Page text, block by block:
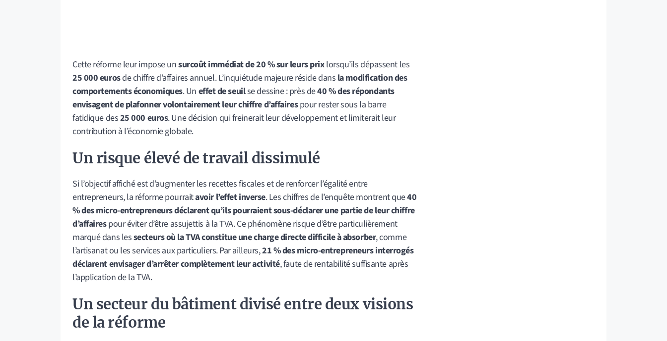
Cette réforme leur impose unsurcoût immédiat de 20 % sur leurs prixlorsqu’ils dépassent les
25 000 eurosde chiffre d’affaires annuel. L’inquiétude majeure réside dans la modification des
comportements économiques. Un effet de seuilse dessine : près de40 % des répondants
envisagent de plafonner volontairement leur chiffre d’affairespour rester sous la barre
fatidique des25 000 euros. Une décision qui freinerait leur développement et limiterait leur
contribution à l’économie globale.
Un risque élevé de travail dissimulé
Si l’objectif affiché est d’augmenter les recettes fiscales et de renforcer l’égalité entre
entrepreneurs, la réforme pourraitavoir l’effet inverse. Les chiffres de l’enquête montrent que40
% des micro-entrepreneurs déclarent qu’ils pourraient sous-déclarer une partie de leur chiffre
d’affairespour éviter d’être assujettis à la TVA. Ce phénomène risque d’être particulièrement
marqué dans lessecteurs où la TVA constitue une charge directe difficile à absorber, comme
l’artisanat ou les services aux particuliers. Par ailleurs,21 % des micro-entrepreneurs interrogés
déclarent envisager d’arrêter complètement leur activité, faute de rentabilité suffisante après
l’application de la TVA.
Un secteur du bâtiment divisé entre deux visions
de la réforme